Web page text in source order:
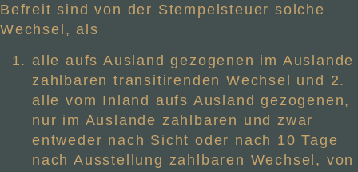
Befreit sind von der Stempelsteuer solche
Wechsel, als
alle aufs Ausland gezogenen im Auslande
zahlbaren transitirenden Wechsel und 2.
alle vom Inland aufs Ausland gezogenen,
nur im Auslande zahlbaren und zwar
entweder nach Sicht oder nach 10 Tage
nach Ausstellung zahlbaren Wechsel, von